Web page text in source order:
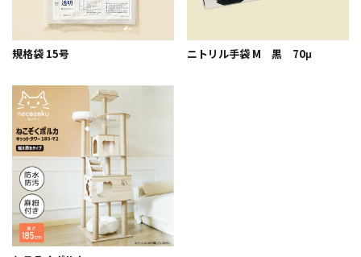
規格袋 15号 ニトリル手袋 M 黒 70μ